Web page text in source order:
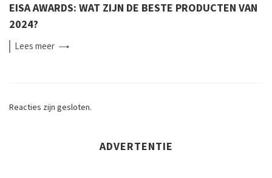
EISA AWARDS: WAT ZIJN DE BESTE PRODUCTEN VAN
2024?
Leesmeer
Reacties zijn gesloten.
ADVERTENTIE